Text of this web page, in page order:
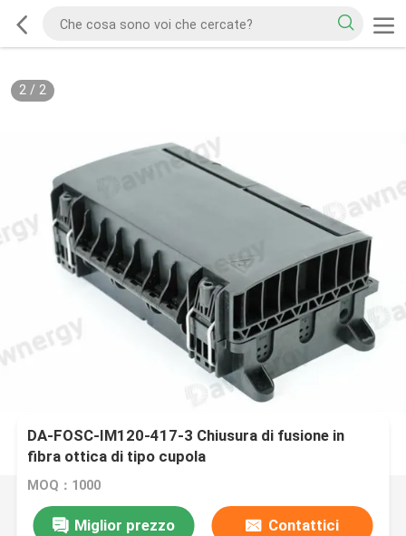
2/ 2
DA-FOSC-IM120-417-3 Chiusura di fusione in
fibra ottica di tipo cupola
MOQ：1000
Miglior prezzo Contattici